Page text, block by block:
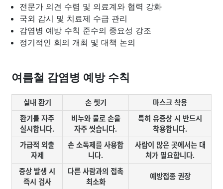
전문가 의견 수렴 및 의료계와 협력 강화
국외 감시 및 치료제 수급 관리
감염병 예방 수칙 준수의 중요성 강조
정기적인 회의 개최 및 대책 논의
여름철 감염병 예방 수칙
실내 환기 손 씻기
마스크 착용
환기를 자주
실시합니다.
비누와 물로 손을
자주 씻습니다.
특히 유증상 시 반드시
착용합니다.
가급적 외출
자제
손 소독제를 사용합
니다.
사람이 많은 곳에서는 대
처가 필요합니다.
증상 발생 시
즉시 검사
다른 사람과의 접촉
최소화
예방접종 권장